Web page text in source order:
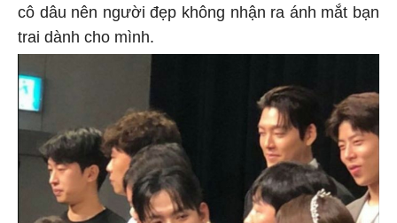
cô dâu nên người đẹp không nhận ra ánh mắt bạn
trai dành cho mình.